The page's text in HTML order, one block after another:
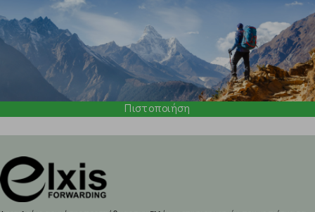
Πιστοποιήση